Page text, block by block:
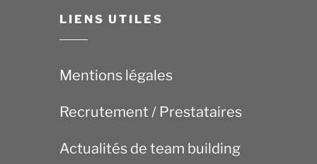
LIENS UTILES
Mentions légales
Recrutement / Prestataires
Actualités de team building